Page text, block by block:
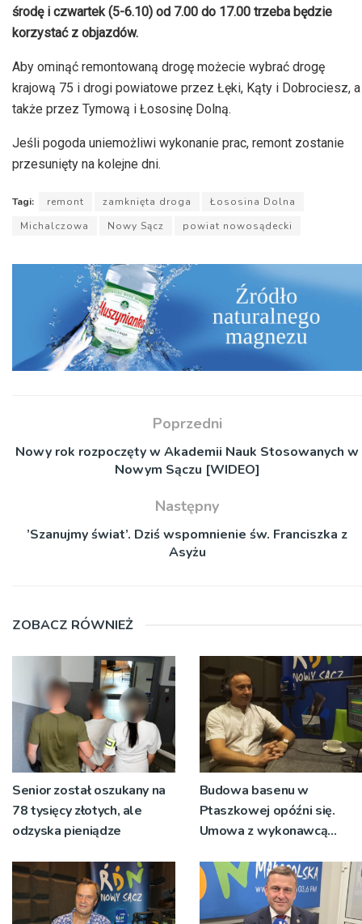
środę i czwartek (5-6.10) od 7.00 do 17.00 trzeba będzie
korzystać z objazdów.
Aby ominąć remontowaną drogę możecie wybrać drogę
krajową 75 i drogi powiatowe przez Łęki, Kąty i Dobrociesz, a
także przez Tymową i Łososinę Dolną.
Jeśli pogoda uniemożliwi wykonanie prac, remont zostanie
przesunięty na kolejne dni.
Tagi: remont zamknięta droga
Łososina Dolna
Michalczowa
Nowy Sącz powiat nowosądecki
Poprzedni
Nowy rok rozpoczęty w Akademii Nauk Stosowanych w
Nowym Sączu [WIDEO]
Następny
’Szanujmy świat’. Dziś wspomnienie św. Franciszka z
Asyżu
ZOBACZ RÓWNIEŻ
Senior został oszukany na
78 tysięcy złotych, ale
odzyska pieniądze
Budowa basenu w
Ptaszkowej opóźni się.
Umowa z wykonawcą
nie zostanie podpisana